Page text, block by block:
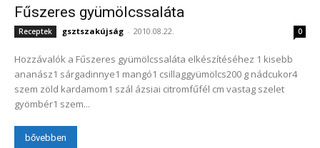
Fűszeres gyümölcssaláta
Receptek gsztszakújság - 2010.08.22. 0
Hozzávalók a Fűszeres gyümölcssaláta elkészítéséhez 1 kisebb
ananász1 sárgadinnye1 mangó1 csillaggyümölcs200 g nádcukor4
szem zöld kardamom1 szál ázsiai citromfűfél cm vastag szelet
gyömbér1 szem...
bővebben